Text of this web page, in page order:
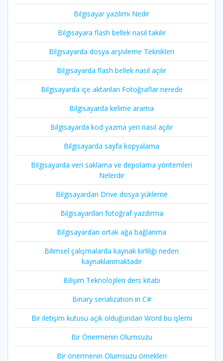
Bilgisayar yazılımı Nedir
Bilgisayara flash bellek nasıl takılır
Bilgisayarda dosya arşivleme Teknikleri
Bilgisayarda flash bellek nasıl açılır
Bilgisayarda içe aktarılan Fotoğraflar nerede
Bilgisayarda kelime arama
Bilgisayarda kod yazma yeri nasıl açılır
Bilgisayarda sayfa kopyalama
Bilgisayarda veri saklama ve depolama yöntemleri
Nelerdir
Bilgisayardan Drive dosya yükleme
Bilgisayardan fotoğraf yazdırma
Bilgisayardan ortak ağa bağlanma
Bilimsel çalışmalarda kaynak kirliliği neden
kaynaklanmaktadır
Bilişim Teknolojileri ders kitabı
Binary serialization in C#
Bir iletişim kutusu açık olduğundan Word bu işlemi
Bir Önermenin Olumsuzu
Bir önermenin Olumsuzu örnekleri